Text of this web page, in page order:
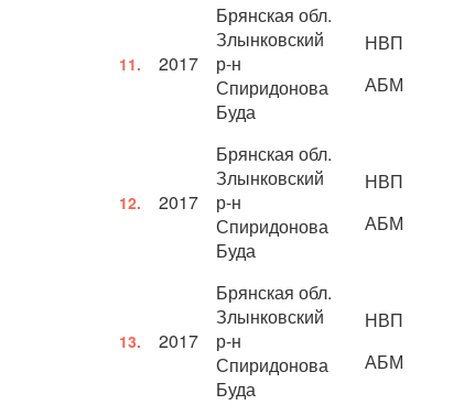
11. 2017
Брянская обл.
Злынковский
р-н
Спиридонова
Буда
НВП
АБМ
12. 2017
Брянская обл.
Злынковский
р-н
Спиридонова
Буда
НВП
АБМ
13. 2017
Брянская обл.
Злынковский
р-н
Спиридонова
Буда
НВП
АБМ